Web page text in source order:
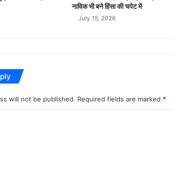
फे
नाविक भी बने हिंसा की चपेट में
July 15, 2026
will not be published. Required fields are marked *